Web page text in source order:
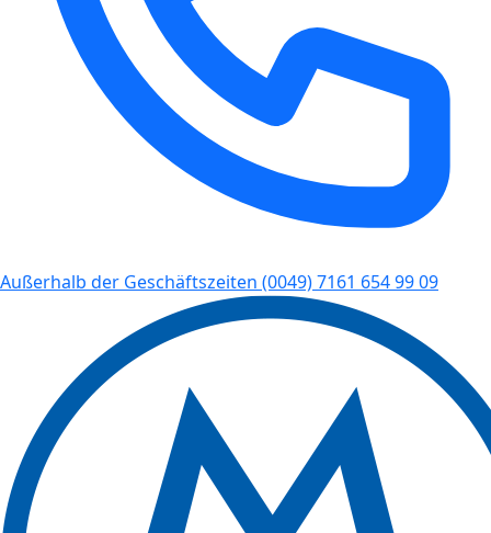
Außerhalb der Geschäftszeiten (0049) 7161 654 99 09